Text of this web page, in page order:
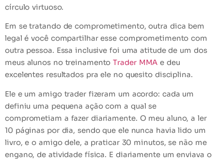
círculo virtuoso.
Em se tratando de comprometimento, outra dica bem
legal é você compartilhar esse comprometimento com
outra pessoa. Essa inclusive foi uma atitude de um dos
meus alunos no treinamentoTrader MMA e deu
excelentes resultados pra ele no quesito disciplina.
Ele e um amigo trader fizeram um acordo: cada um
definiu uma pequena ação com a qual se
comprometiam a fazer diariamente. O meu aluno, a ler
10 páginas por dia, sendo que ele nunca havia lido um
livro, e o amigo dele, a praticar 30 minutos, se não me
engano, de atividade física. E diariamente um enviava o